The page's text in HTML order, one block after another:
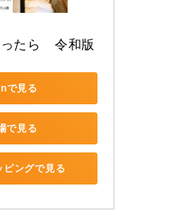
たら　令和版
で見る
で見る
ングで見る